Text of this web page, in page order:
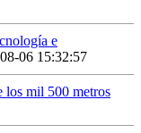
e
06 15:32:57
los mil 500 metros